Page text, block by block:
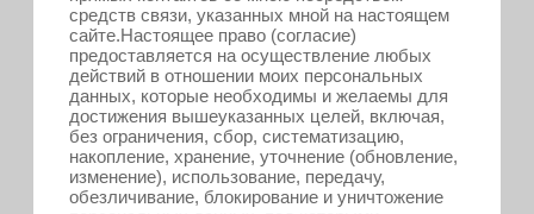
средств связи, указанных мной на настоящем
сайте.Настоящее право (согласие)
предоставляется на осуществление любых
действий в отношении моих персональных
данных, которые необходимы и желаемы для
достижения вышеуказанных целей, включая,
без ограничения, сбор, систематизацию,
накопление, хранение, уточнение (обновление,
изменение), использование, передачу,
обезличивание, блокирование и уничтожение